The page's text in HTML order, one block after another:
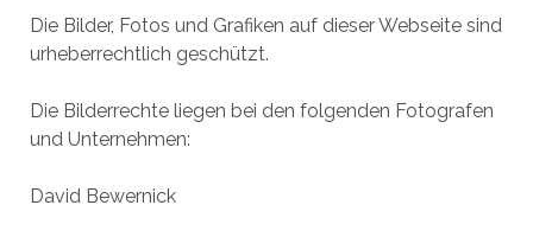
Die Bilder, Fotos und Grafiken auf dieser Webseite sind
urheberrechtlich geschützt.
Die Bilderrechte liegen bei den folgenden Fotografen
und Unternehmen:
David Bewernick